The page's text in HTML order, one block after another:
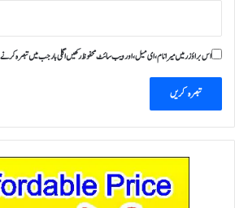
اس براؤزر میں میرا نام، ای میل، اور ویب سائٹ محفوظ رکھیں اگلی بار جب میں تبصرہ